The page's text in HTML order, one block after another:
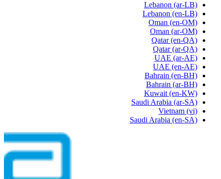
Lebanon (ar-LB)
Lebanon (en-LB)
Oman (en-OM)
Oman (ar-OM)
Qatar (en-QA)
Qatar (ar-QA)
UAE (ar-AE)
UAE (en-AE)
Bahrain (en-BH)
Bahrain (ar-BH)
Kuwait (en-KW)
Saudi Arabia (ar-SA)
Vietnam (vi)
Saudi Arabia (en-SA)